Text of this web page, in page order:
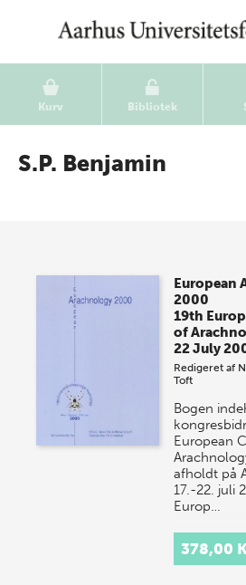
Kurv Bibliotek
S.P. Benjamin
European
2000
19th
of
22 July
Redigeret af
Toft
Bogen
European
afholdt på
17.-22. juli
Europ…
378,00